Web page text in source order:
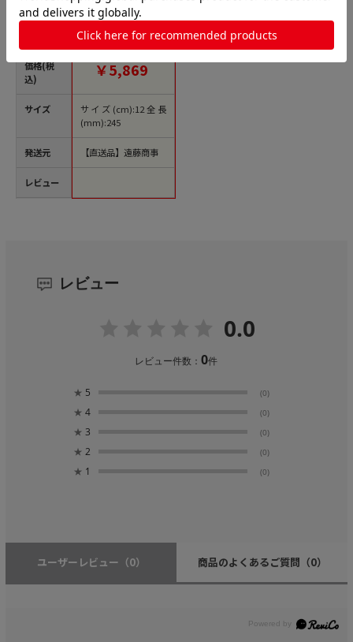
商品名
価格(税
込)
サイズ
発送元
レビュー
槌目 貝サキ（片
刃） 12cm 1箱（ご注
文単位1箱）【直送
品】
￥5,869
サイズ(cm):12全長
(mm):245
【直送品】遠藤商事
レビュー
0.0
レビュー件数：0件
★ 5 (0)
★ 4 (0)
★ 3 (0)
★ 2 (0)
★ 1 (0)
ユーザーレビュー （0） 商品のよくあるご質問 （0）